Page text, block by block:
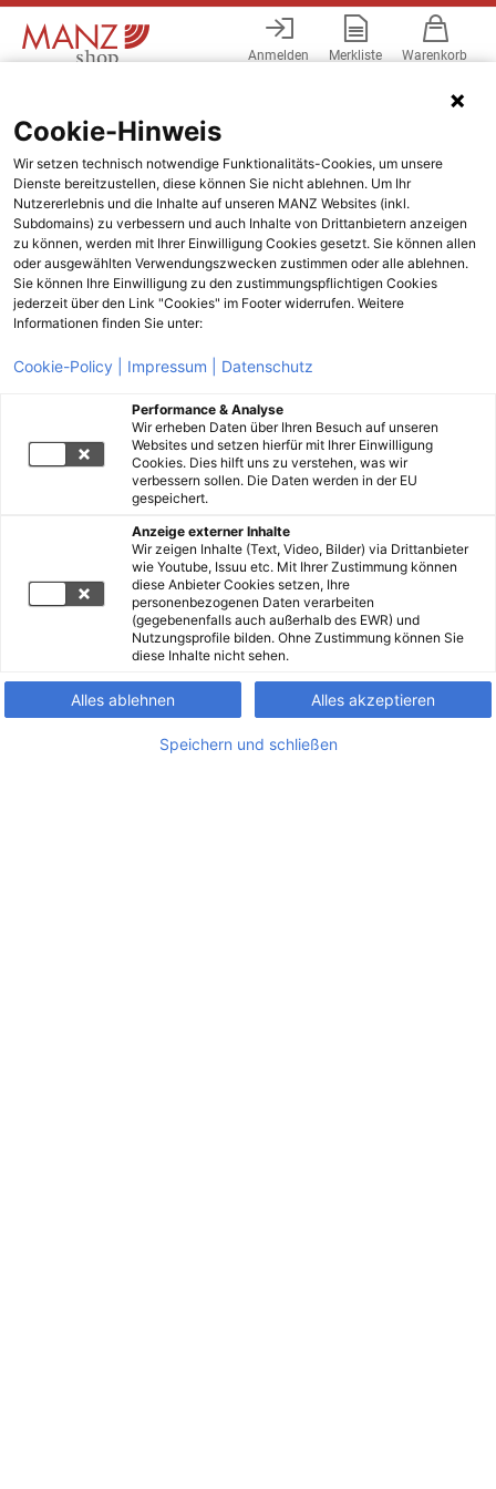
Anmelden Merkliste Warenkorb
Cookie-Hinweis
Wir setzen technisch notwendige Funktionalitäts-Cookies, um unsere
Dienste bereitzustellen, diese können Sie nicht ablehnen. Um Ihr
Nutzererlebnis und die Inhalte auf unseren MANZ Websites (inkl.
Subdomains) zu verbessern und auch Inhalte von Drittanbietern anzeigen
zu können, werden mit Ihrer Einwilligung Cookies gesetzt. Sie können allen
oder ausgewählten Verwendungszwecken zustimmen oder alle ablehnen.
Sie können Ihre Einwilligung zu den zustimmungspflichtigen Cookies
jederzeit über den Link "Cookies" im Footer widerrufen. Weitere
Informationen finden Sie unter:
Cookie-Policy | Impressum | Datenschutz
Performance & Analyse
Wir erheben Daten über Ihren Besuch auf unseren
Websites und setzen hierfür mit Ihrer Einwilligung
Cookies. Dies hilft uns zu verstehen, was wir
verbessern sollen. Die Daten werden in der EU
gespeichert.
Anzeige externer Inhalte
Wir zeigen Inhalte (Text, Video, Bilder) via Drittanbieter
wie Youtube, Issuu etc. Mit Ihrer Zustimmung können
diese Anbieter Cookies setzen, Ihre
personenbezogenen Daten verarbeiten
(gegebenenfalls auch außerhalb des EWR) und
Nutzungsprofile bilden. Ohne Zustimmung können Sie
diese Inhalte nicht sehen.
Alles ablehnen Alles akzeptieren
Speichern und schließen